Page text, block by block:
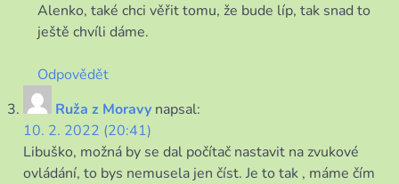
Alenko, také chci věřit tomu, že bude líp, tak snad to
ještě chvíli dáme.
Odpovědět
Ruža z Moravy napsal:
10. 2. 2022 (20:41)
Libuško, možná by se dal počítač nastavit na zvukové
ovládání, to bys nemusela jen číst. Je to tak , máme čím